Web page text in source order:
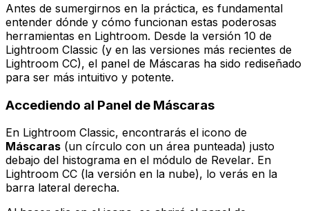
Antes de sumergirnos en la práctica, es fundamental
entender dónde y cómo funcionan estas poderosas
herramientas en Lightroom. Desde la versión 10 de
Lightroom Classic (y en las versiones más recientes de
Lightroom CC), el panel de Máscaras ha sido rediseñado
para ser más intuitivo y potente.
Accediendo al Panel de Máscaras
En Lightroom Classic, encontrarás el icono de
Máscaras (un círculo con un área punteada) justo
debajo del histograma en el módulo de Revelar. En
Lightroom CC (la versión en la nube), lo verás en la
barra lateral derecha.